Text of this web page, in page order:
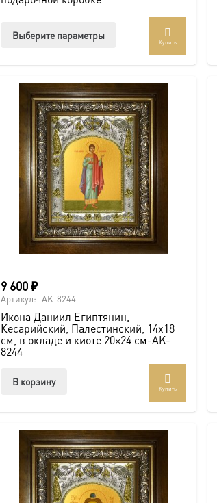
Выберите параметры
вариаций.
Опции
можно
выбрать
на
странице
товара.
Купить
9 600₽
Артикул: AK-8244
Икона Даниил Египтянин,
Кесарийский, Палестинский, 14х18
см, в окладе и киоте 20×24 см-AK-
8244
В корзину
Купить